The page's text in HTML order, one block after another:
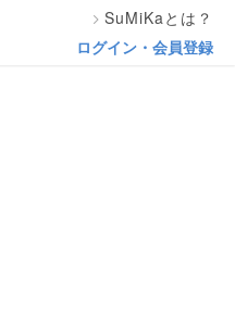
SuMiKaとは？
ログイン・会員登録